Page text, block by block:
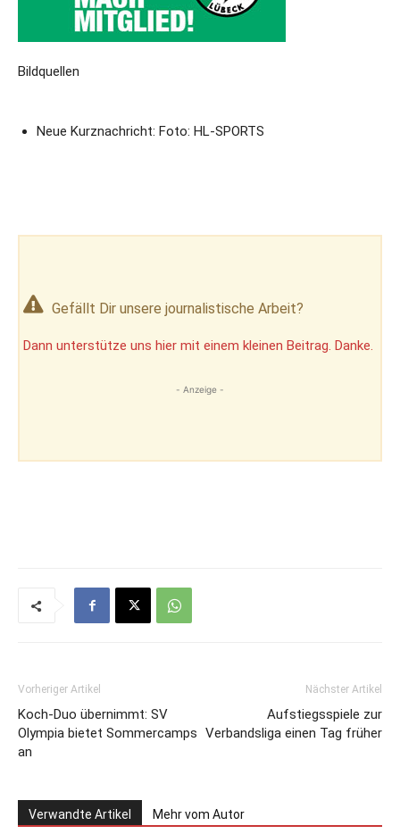
Bildquellen
Neue Kurznachricht: Foto: HL-SPORTS
Gefällt Dir unsere journalistische Arbeit?
Dann unterstütze uns hier mit einem kleinen Beitrag. Danke.
- Anzeige -
Vorheriger Artikel
Koch-Duo übernimmt: SV
Olympia bietet Sommercamps
an
Nächster Artikel
Aufstiegsspiele zur
Verbandsliga einen Tag früher
Verwandte Artikel Mehr vom Autor